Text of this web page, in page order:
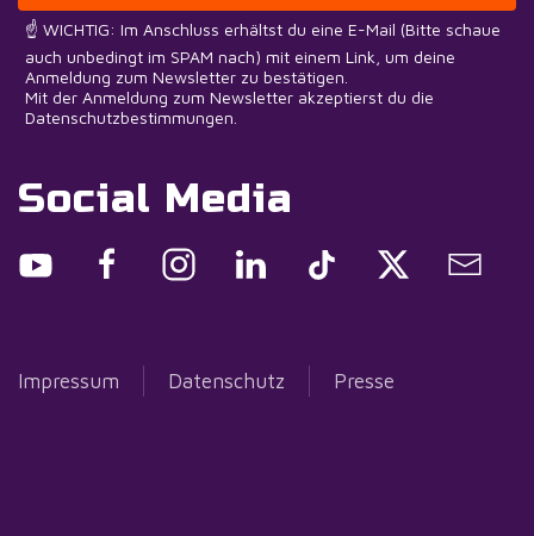
☝️ WICHTIG: Im Anschluss erhältst du eine E-Mail (Bitte schaue
auch unbedingt im SPAM nach) mit einem Link, um deine
Anmeldung zum Newsletter zu bestätigen.
Mit der Anmeldung zum Newsletter akzeptierst du die
Datenschutzbestimmungen.
Social Media
Impressum Datenschutz Presse